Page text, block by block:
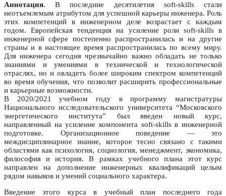
Аннотация. В последние десятилетия soft-skills стали
неотъемлемым атрибутом для успешной карьеры инженера. Роль
этих компетенций в инженерном деле возрастает с каждым
годом. Европейская тенденция на усиление роли soft-skills в
инженерной сфере постепенно распространилась и на другие
страны и в настоящее время распространилась по всему миру.
Для инженера сегодня чрезвычайно важно обладать не только
знаниями и умениями в технической и технологической
отраслях, но и овладеть более широким спектром компетенций
во время обучения, что позволит расширить профессиональные
и карьерные возможности.
В 2020/2021 учебном году в программу магистратуры
Национального исследовательского университета “Московского
энергетического института” был введен новый курс,
направленный на усиление компонента soft-skills в инженерной
подготовке. Организационное поведение — это
междисциплинарное знание, которое тесно связано с такими
областями как психология, социология, менеджмент, экономика,
философия и история. В рамках учебного плана этот курс
направлен на дополнение инженерных квалификаций целым
рядом навыков и умений социального характера.
Введение этого курса в учебный план последнего года